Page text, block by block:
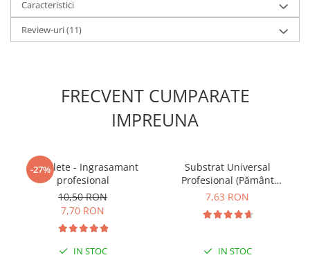
Caracteristici
Review-uri(11)
FRECVENT CUMPARATE
IMPREUNA
-27%
5 Tablete - Ingrasamant
profesional
10,50 RON
7,70 RON
IN STOC
Substrat Universal
Profesional (Pământ
Premium) - 5 L
7,63 RON
IN STOC